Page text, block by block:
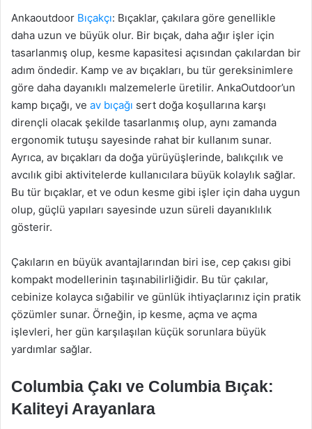
Ankaoutdoor Bıçakçı: Bıçaklar, çakılara göre genellikle
daha uzun ve büyük olur. Bir bıçak, daha ağır işler için
tasarlanmış olup, kesme kapasitesi açısından çakılardan bir
adım öndedir. Kamp ve av bıçakları, bu tür gereksinimlere
göre daha dayanıklı malzemelerle üretilir. AnkaOutdoor’un
kamp bıçağı, ve av bıçağı sert doğa koşullarına karşı
dirençli olacak şekilde tasarlanmış olup, aynı zamanda
ergonomik tutuşu sayesinde rahat bir kullanım sunar.
Ayrıca, av bıçakları da doğa yürüyüşlerinde, balıkçılık ve
avcılık gibi aktivitelerde kullanıcılara büyük kolaylık sağlar.
Bu tür bıçaklar, et ve odun kesme gibi işler için daha uygun
olup, güçlü yapıları sayesinde uzun süreli dayanıklılık
gösterir.
Çakıların en büyük avantajlarından biri ise, cep çakısı gibi
kompakt modellerinin taşınabilirliğidir. Bu tür çakılar,
cebinize kolayca sığabilir ve günlük ihtiyaçlarınız için pratik
çözümler sunar. Örneğin, ip kesme, açma ve açma
işlevleri, her gün karşılaşılan küçük sorunlara büyük
yardımlar sağlar.
Columbia Çakı ve Columbia Bıçak:
Kaliteyi Arayanlara